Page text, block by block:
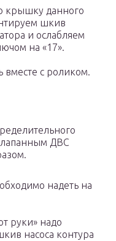
крышку данного
шкив
и ослабляем
на «17».
с роликом.
ДВС
надеть на
руки» надо
насоса контура